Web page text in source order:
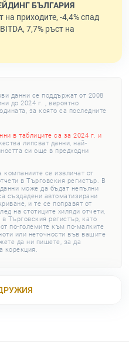
БЪЛГАРИЯ
на приходите, -4,4% спад
7,7% ръст на
данни се поддържат от 2008
до 2024 г. , вероятно
за която са последните
в таблиците са за 2024 г. и
липсват данни, най-
си още в предходни
компаниите се извличат от
в Търговския регистър. В
може да бъдат непълни
създадени автоматизирани
и те се поправят от
на стотиците хиляди отчети,
Търговския регистър, като
по-големите към по-малките
или неточности във вашите
да ни пишете, за да
корекция.